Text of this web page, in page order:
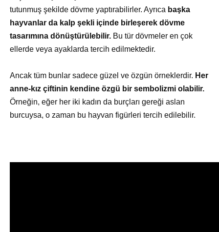
tutunmuş şekilde dövme yaptırabilirler. Ayrıca başka
hayvanlar da kalp şekli içinde birleşerek dövme
tasarımına dönüştürülebilir. Bu tür dövmeler en çok
ellerde veya ayaklarda tercih edilmektedir.
Ancak tüm bunlar sadece güzel ve özgün örneklerdir. Her
anne-kız çiftinin kendine özgü bir sembolizmi olabilir.
Örneğin, eğer her iki kadın da burçları gereği aslan
burcuysa, o zaman bu hayvan figürleri tercih edilebilir.